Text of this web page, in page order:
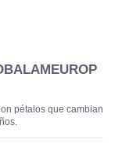
pétalos que cambian